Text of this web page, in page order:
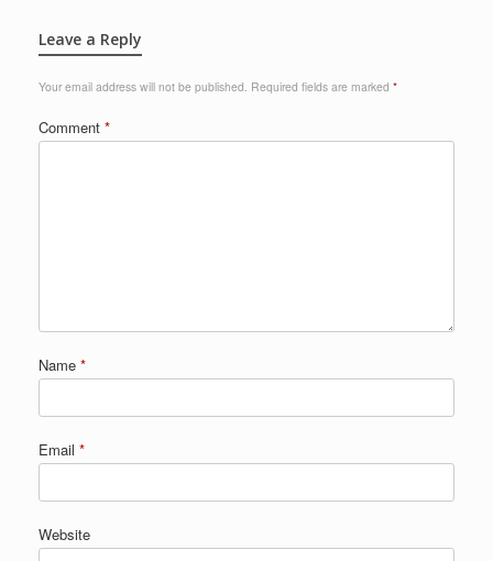
Leave a Reply
Your email address will not be published. Required fields are marked *
Comment *
Name *
Email *
Website